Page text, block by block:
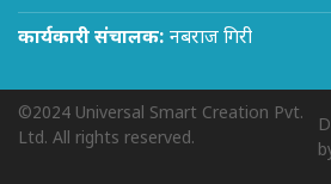
कार्यकारी संचालक: नबराज गिरी
©2024 Universal Smart Creation Pvt.
Ltd. All rights reserved.